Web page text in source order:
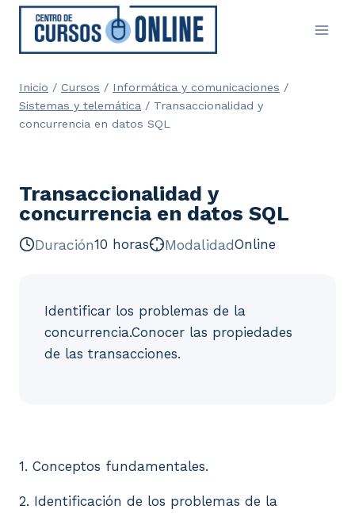
Saltar
contenido
Inicio / Cursos / Informática y comunicaciones /
Sistemas y telemática / Transaccionalidad y
concurrencia en datos SQL
Transaccionalidad y
concurrencia en datos SQL
Duración10 horas ModalidadOnline
Identificar los problemas de la
concurrencia.Conocer las propiedades
de las transacciones.
1. Conceptos fundamentales.
2. Identificación de los problemas de la